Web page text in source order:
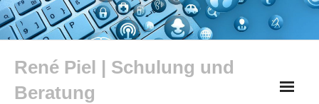
Skip
to
content
René Piel | Schulung und
Beratung